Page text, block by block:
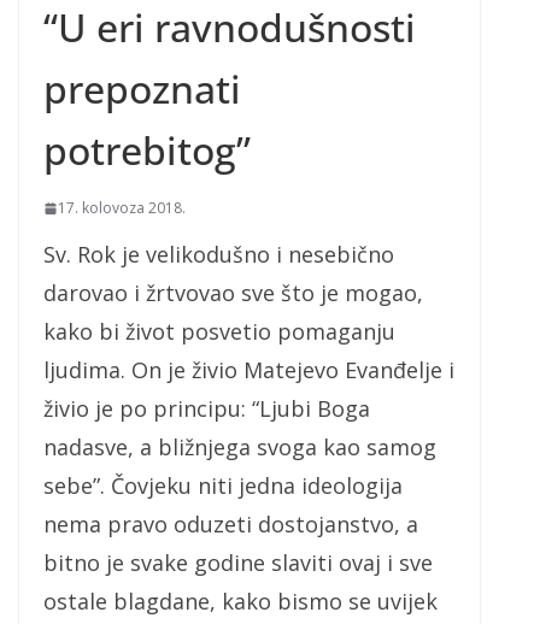
“U eri ravnodušnosti
prepoznati
potrebitog”
17. kolovoza 2018.
Sv. Rok je velikodušno i nesebično
darovao i žrtvovao sve što je mogao,
kako bi život posvetio pomaganju
ljudima. On je živio Matejevo Evanđelje i
živio je po principu: “Ljubi Boga
nadasve, a bližnjega svoga kao samog
sebe”. Čovjeku niti jedna ideologija
nema pravo oduzeti dostojanstvo, a
bitno je svake godine slaviti ovaj i sve
ostale blagdane, kako bismo se uvijek